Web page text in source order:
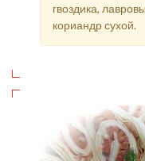
гвоздика,
кориандр сухой.